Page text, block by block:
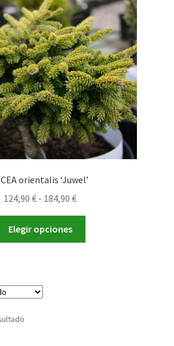
orientalis ‘Juwel’
124,90 € - 184,90 €Rango
de
desde
Elegir opciones